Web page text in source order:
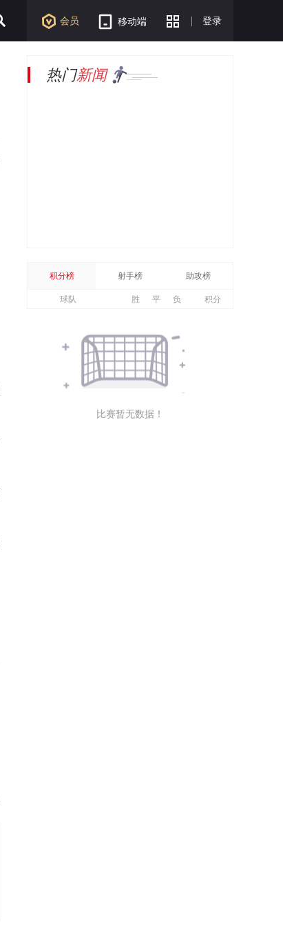
会员 移动端 登录
热门新闻
积分榜 射手榜 助攻榜
球队 胜 平 负 积分
比赛暂无数据！